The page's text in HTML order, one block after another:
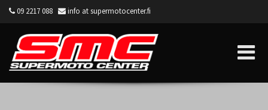
09 2217 088 info at supermotocenter.fi